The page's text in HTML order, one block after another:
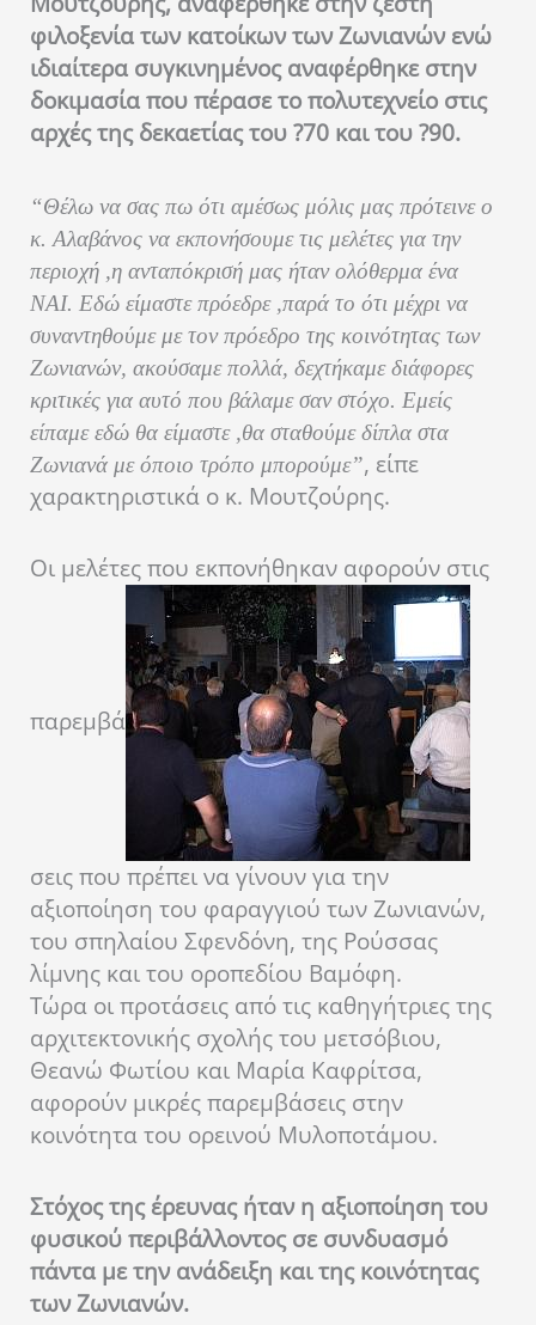
φιλοξενία των κατοίκων των Ζωνιανών ενώ
ιδιαίτερα συγκινημένος αναφέρθηκε στην
δοκιμασία που πέρασε το πολυτεχνείο στις
αρχές της δεκαετίας του ?70 και του ?90.
“Θέλω να σας πω ότι αμέσως μόλις μας πρότεινε ο
κ. Αλαβάνος να εκπονήσουμε τις μελέτες για την
περιοχή ,η ανταπόκρισή μας ήταν ολόθερμα ένα
ΝΑΙ. Εδώ είμαστε πρόεδρε ,παρά το ότι μέχρι να
συναντηθούμε με τον πρόεδρο της κοινότητας των
Ζωνιανών, ακούσαμε πολλά, δεχτήκαμε διάφορες
κριτικές για αυτό που βάλαμε σαν στόχο. Εμείς
είπαμε εδώ θα είμαστε ,θα σταθούμε δίπλα στα
Ζωνιανά με όποιο τρόπο μπορούμε”, είπε
χαρακτηριστικά ο κ. Μουτζούρης.
Οι μελέτες που εκπονήθηκαν αφορούν στις
παρεμβά
σεις που πρέπει να γίνουν για την
αξιοποίηση του φαραγγιού των Ζωνιανών,
του σπηλαίου Σφενδόνη, της Ρούσσας
λίμνης και του οροπεδίου Βαμόφη.
Τώρα οι προτάσεις από τις καθηγήτριες της
αρχιτεκτονικής σχολής του μετσόβιου,
Θεανώ Φωτίου και Μαρία Καφρίτσα,
αφορούν μικρές παρεμβάσεις στην
κοινότητα του ορεινού Μυλοποτάμου.
Στόχος της έρευνας ήταν η αξιοποίηση του
φυσικού περιβάλλοντος σε συνδυασμό
πάντα με την ανάδειξη και της κοινότητας
των Ζωνιανών.